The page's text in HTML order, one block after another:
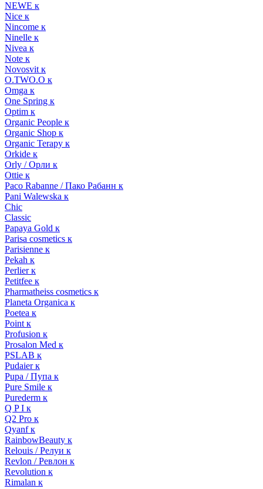
NEWE к
Nice к
Nincome к
Ninelle к
Nivea к
Note к
Novosvit к
O.TWO.O к
Omga к
One Spring к
Optim к
Organic People к
Organic Shop к
Organic Terapy к
Orkide к
Orly / Орли к
Ottie к
Paco Rabanne / Пако Рабанн к
Pani Walewska к
Chic
Classic
Papaya Gold к
Parisa cosmetics к
Parisienne к
Pekah к
Perlier к
Petitfee к
Pharmatheiss cosmetics к
Planeta Organica к
Poetea к
Point к
Profusion к
Prosalon Med к
PSLAB к
Pudaier к
Pupa / Пупа к
Pure Smile к
Purederm к
Q P I к
Q2 Pro к
Qyanf к
RainbowBeauty к
Relouis / Релуи к
Revlon / Ревлон к
Revolution к
Rimalan к